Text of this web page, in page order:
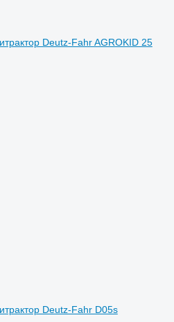
Deutz-Fahr AGROKID 25
Deutz-Fahr D05s